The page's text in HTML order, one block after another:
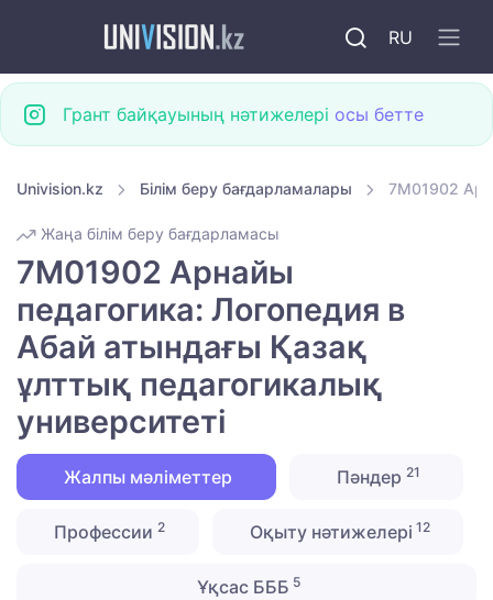
RU
Грант байқауының нәтижелері осы бетте
Univision.kz Білім беру бағдарламалары 7M01902
Жаңа білім беру бағдарламасы
7M01902 Арнайы
педагогика: Логопедия в
Абай атындағы Қазақ
ұлттық педагогикалық
университеті
Жалпы мәліметтер Пәндер 21
Профессии2 Оқыту нәтижелері 12
Ұқсас БББ 5